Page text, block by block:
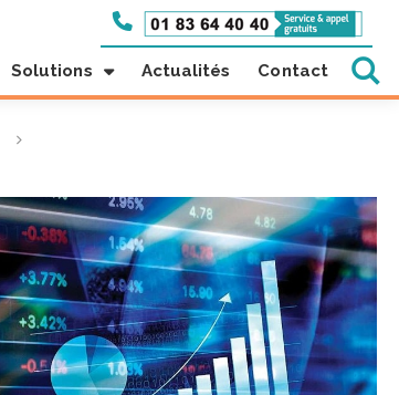
Solutions Actualités Contact